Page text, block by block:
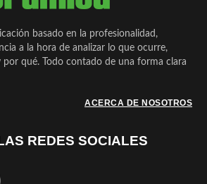
basado en la profesionalidad,
a la hora de analizar lo que ocurre,
qué. Todo contado de una forma clara
ACERCA DE NOSOTROS
REDES SOCIALES